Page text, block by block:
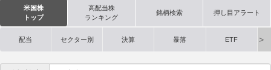
米国株
トップ
高配当株
ランキング
銘柄検索 押し目アラート
配当 セクター別 決算 暴落 ETF